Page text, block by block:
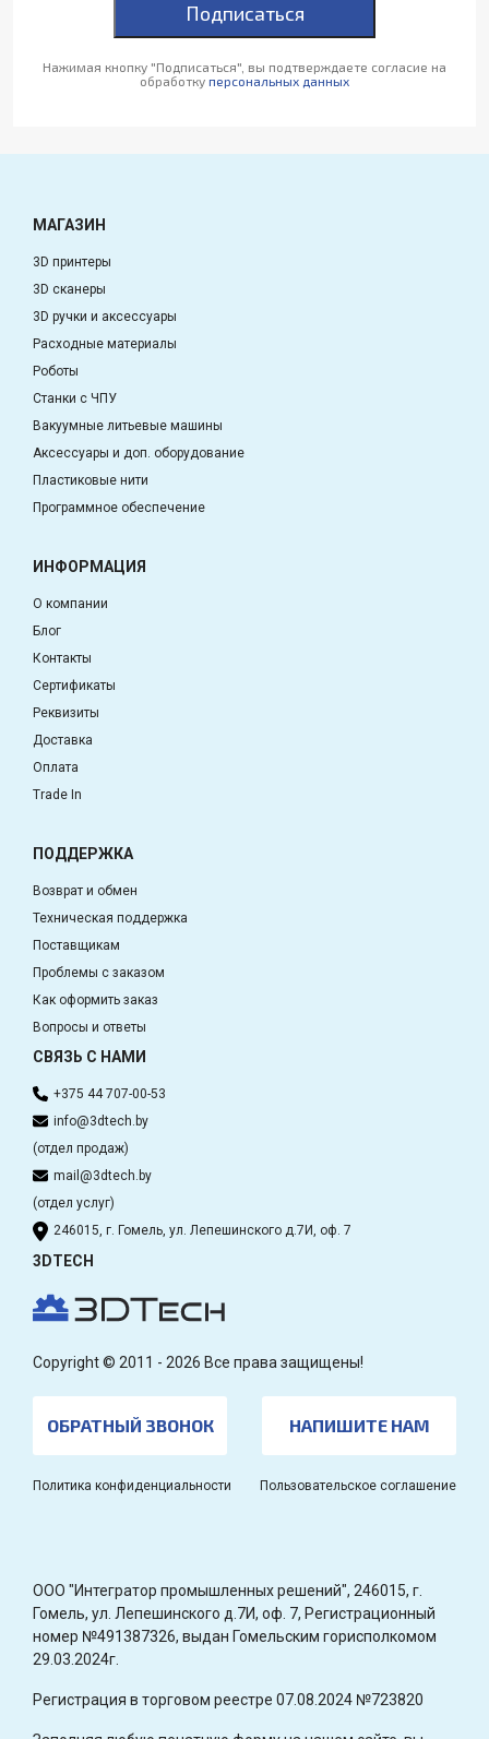
Подписаться
Нажимая кнопку "Подписаться", вы подтверждаете согласие на
обработку персональных данных
МАГАЗИН
3D принтеры
3D сканеры
3D ручки и аксессуары
Расходные материалы
Роботы
Станки с ЧПУ
Вакуумные литьевые машины
Аксессуары и доп. оборудование
Пластиковые нити
Программное обеспечение
ИНФОРМАЦИЯ
О компании
Блог
Контакты
Сертификаты
Реквизиты
Доставка
Оплата
Trade In
ПОДДЕРЖКА
Возврат и обмен
Техническая поддержка
Поставщикам
Проблемы с заказом
Как оформить заказ
Вопросы и ответы
СВЯЗЬ С НАМИ
+375 44 707-00-53
info@3dtech.by
(отдел продаж)
mail@3dtech.by
(отдел услуг)
246015, г. Гомель, ул. Лепешинского д.7И, оф. 7
3DTECH
Copyright © 2011 - 2026 Все права защищены!
ОБРАТНЫЙ ЗВОНОК НАПИШИТЕ НАМ
Политика конфиденциальности Пользовательское соглашение
OOO "Интегратор промышленных решений", 246015, г.
Гомель, ул. Лепешинского д.7И, оф. 7, Регистрационный
номер №491387326, выдан Гомельским горисполкомом
29.03.2024г.
Регистрация в торговом реестре 07.08.2024 №723820